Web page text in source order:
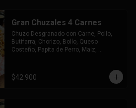
Gran Chuzales 4 Carnes
Chuzo Desgranado con Carne, Pollo,
Butifarra, Chorizo, Bollo, Queso
Costeño, Papita de Perro, Maiz,
$42.900